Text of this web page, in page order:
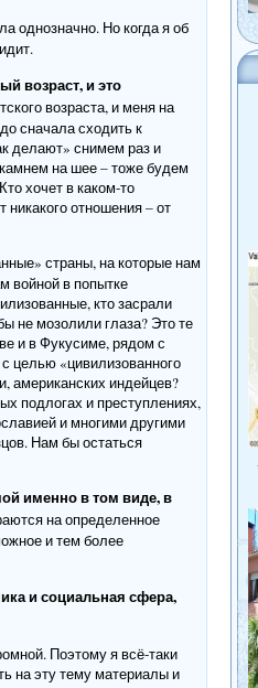
однозначно. Но когда я об
возраст, и это
возраста, и меня на
сначала сходить к
делают» снимем раз и
камнем на шее – тоже будем
хочет в каком-то
никакого отношения – от
страны, на которые нам
войной в попытке
кто засрали
не мозолили глаза? Это те
и в Фукусиме, рядом с
целью «цивилизованного
американских индейцев?
подлогах и преступлениях,
и многими другими
Нам бы остаться
именно в том виде, в
на определенное
и тем более
и социальная сфера,
Поэтому я всё-таки
на эту тему материалы и